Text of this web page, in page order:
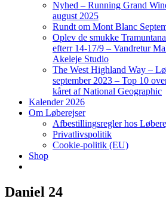
Nyhed – Running Grand
august 2025
Rundt om Mont Blanc
Oplev de smukke
efterr 14-17/9 – Vandretur
Akeleje Studio
The West Highland Way –
september 2023 – Top 10
kåret af National Geographic
Kalender 2026
Om Løberejser
Afbestillingsregler hos
Privatlivspolitik
Cookie-politik (EU)
Shop
Daniel 24